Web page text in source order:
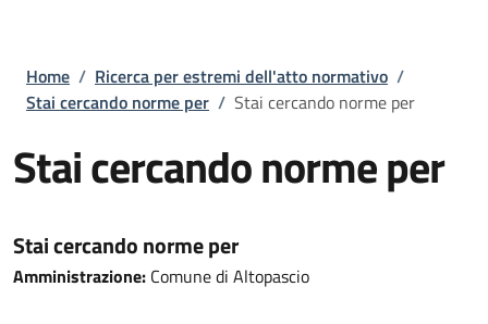
Briciole di pane
Home / Ricerca per estremi dell'atto normativo /
Stai cercando norme per / Stai cercando norme per
Stai cercando norme per
Stai cercando norme per
Amministrazione: Comune di Altopascio